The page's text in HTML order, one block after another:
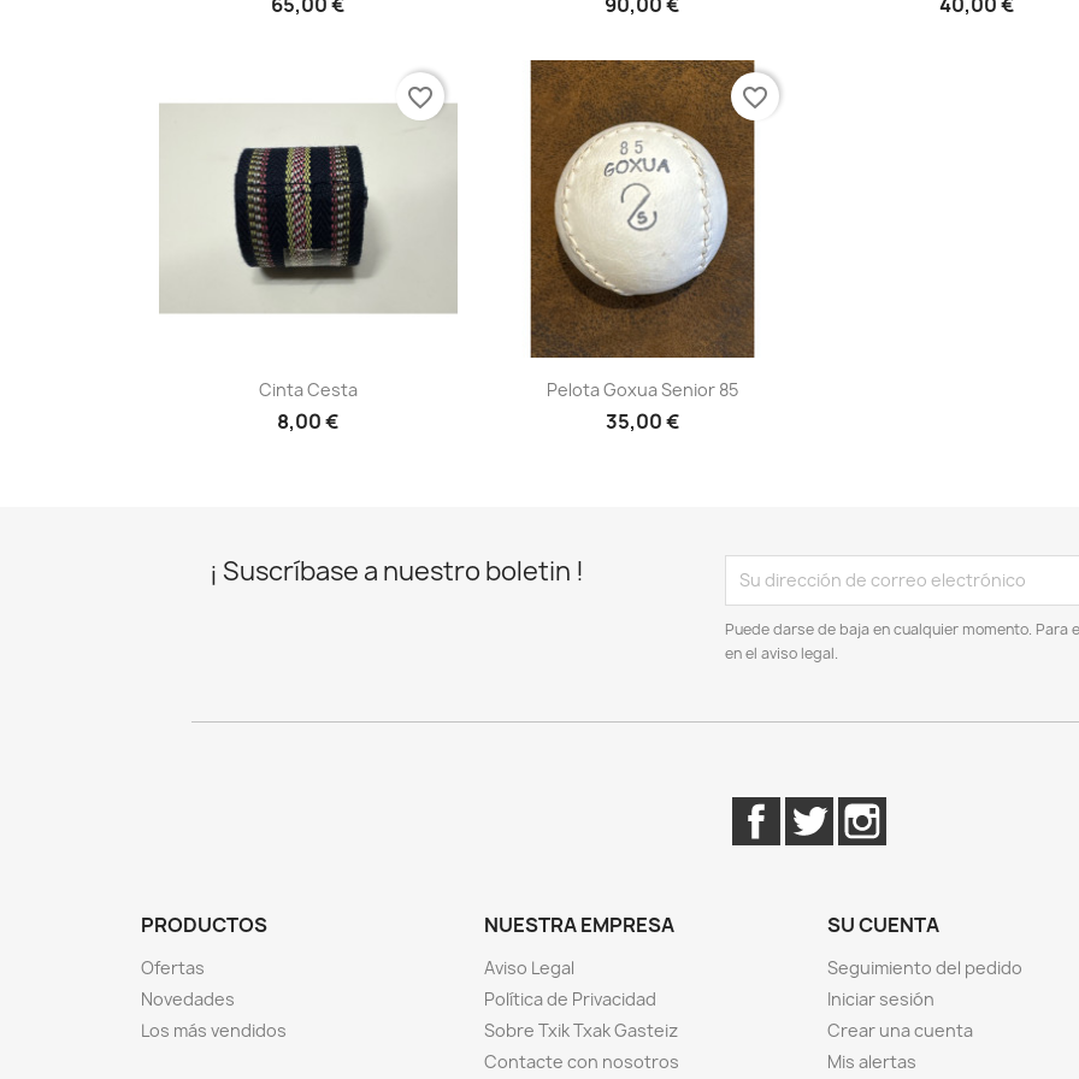
Vista rápida
Cinta Cesta
8,00 €
favorite_border
Vista rápida
Pelota Goxua Senior 85
35,00 €
favorite_border
¡ Suscríbase a nuestro boletin !
Puede darse de baja en cualquier momento.
en el aviso legal.
Facebook
Twitter
PRODUCTOS
Ofertas
Novedades
Los más vendidos
NUESTRA EMPRESA
Aviso Legal
Política de Privacidad
Sobre Txik Txak Gasteiz
Contacte con nosotros
SU CUENTA
Seguimiento del pedido
Iniciar sesión
Crear una cuenta
Mis alertas